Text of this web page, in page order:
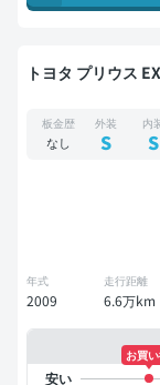
板金歴
なし
外装
S
内
S
年式
2009
走行距離
6.6万km
お買